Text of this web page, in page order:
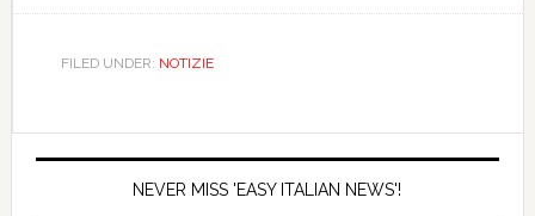
FILED UNDER: NOTIZIE
NEVER MISS 'EASY ITALIAN NEWS'!